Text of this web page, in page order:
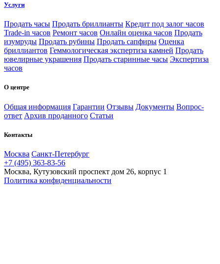
Услуги
Продать часы Продать бриллианты Кредит под залог часов
Trade-in часов Ремонт часов Онлайн оценка часов Продать
изумруды Продать рубины Продать сапфиры Оценка
бриллиантов Геммологическая экспертиза камней Продать
ювелирные украшения Продать старинные часы Экспертиза
часов
О центре
Общая информация Гарантии Отзывы Документы Вопрос-
ответ Архив проданного Статьи
Контакты
Москва Санкт-Петербург
+7 (495) 363-83-56
Москва, Кутузовский проспект дом 26, корпус 1
Политика конфиденциальности